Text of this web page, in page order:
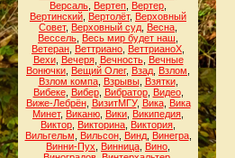
Версаль Вертеп Вертер
Вертинский Вертолёт, Верховный
Совет, Верховный суд Весна
Вессель Весь мир будет наш
Ветеран Веттриано ВеттрианоХ
Вехи, Вечеря, Вечность, Вечные
Вонючки Вещий Олег, Взад Взлом
Взлом компа, Взрывы, Взятки,
Вибеке, Вибер, Вибратор, Видео,
Виже-Лебрён, ВизитМГУ, Вика, Вика
Минет, Виканю Вики Википедия
Виктор Викторина Виктория
Вильгельм
Вильсон, Винд, Винегра,
Винни-Пух
Винница Вино